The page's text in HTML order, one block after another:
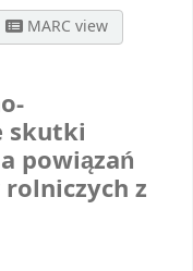
MARC view
skutki
powiązań
z